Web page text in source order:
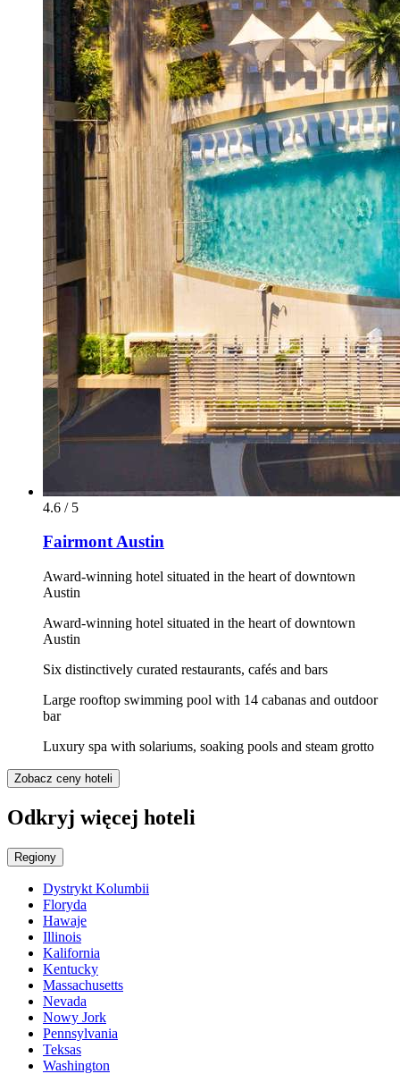
4.6 / 5
Fairmont Austin
Award-winning hotel situated in the heart of downtown
Austin
Award-winning hotel situated in the heart of downtown
Austin
Six distinctively curated restaurants, cafés and bars
Large rooftop swimming pool with 14 cabanas and outdoor
bar
Luxury spa with solariums, soaking pools and steam grotto
Zobacz ceny hoteli
Odkryj więcej hoteli
Regiony
Dystrykt Kolumbii
Floryda
Hawaje
Illinois
Kalifornia
Kentucky
Massachusetts
Nevada
Nowy Jork
Pennsylvania
Teksas
Washington